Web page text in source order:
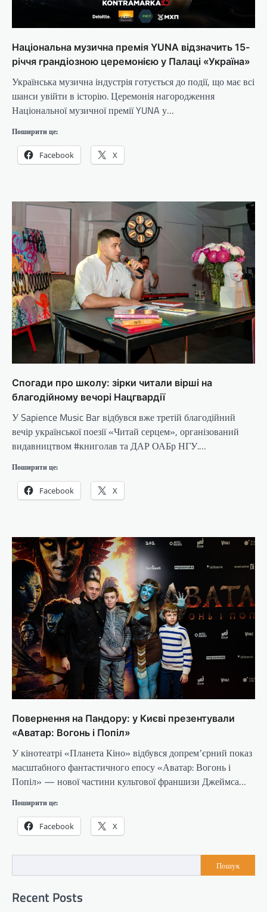
Національна музична премія YUNA відзначить 15-
річчя грандіозною церемонією у Палаці «Україна»
Українська музична індустрія готується до події, що має всі
шанси увійти в історію. Церемонія нагородження
Національної музичної премії YUNA у…
Поширити це:
Facebook X
Спогади про школу: зірки читали вірші на
благодійному вечорі Нацгвардії
У Sapience Music Bar відбувся вже третій благодійний
вечір української поезії «Читай серцем», організований
видавництвом #книголав та ДАР ОАБр НГУ.…
Поширити це:
Facebook X
Повернення на Пандору: у Києві презентували
«Аватар: Вогонь і Попіл»
У кінотеатрі «Планета Кіно» відбувся допремʼєрний показ
масштабного фантастичного епосу «Аватар: Вогонь і
Попіл» — нової частини культової франшизи Джеймса…
Поширити це:
Facebook X
Пошук
Recent Posts